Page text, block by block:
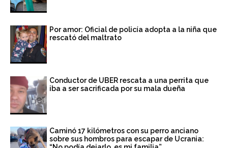
Por amor: Oficial de policía adopta a la niña que
rescató del maltrato
Conductor de UBER rescata a una perrita que
iba a ser sacrificada por su mala dueña
Caminó 17 kilómetros con su perro anciano
sobre sus hombros para escapar de Ucrania: